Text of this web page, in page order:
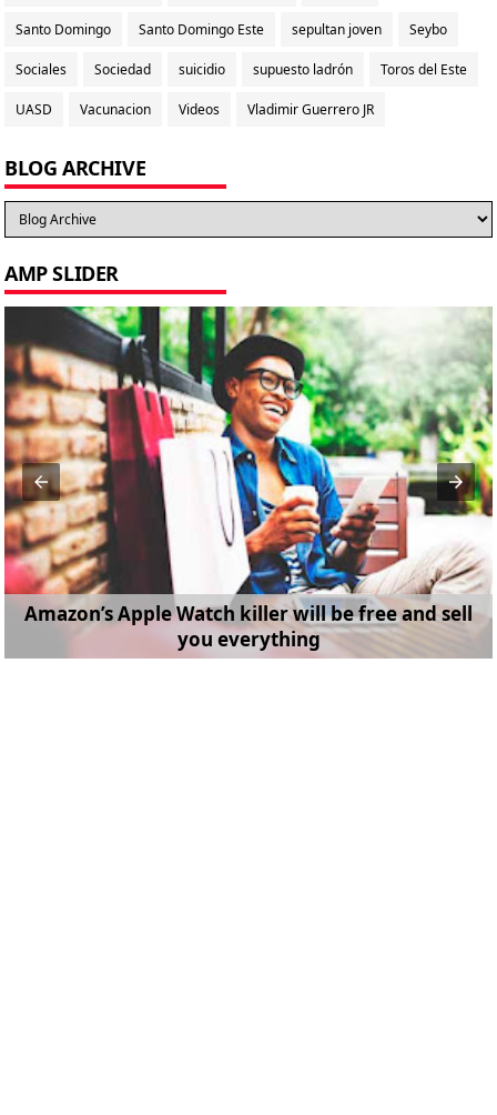
Santo Domingo Santo Domingo Este sepultan joven Seybo
Sociales Sociedad suicidio supuesto ladrón Toros del Este
UASD Vacunacion Videos Vladimir Guerrero JR
BLOG ARCHIVE
AMP SLIDER
Amazon’s Apple Watch killer will be free and sell
you everything